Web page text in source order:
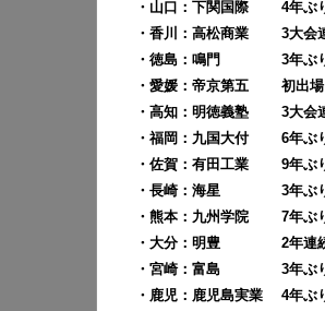
・山口： 下関国際 4年ぶり
・香川： 高松商業
3大会
・徳島： 鳴門
3年ぶ
・愛媛：帝京第五 初出場
・高知：明徳義塾 3大会
・福岡： 九国大付 6年ぶ
・佐賀： 有田工業
9年ぶ
・長崎：海星 3年ぶ
・熊本： 九州学院 7年ぶ
・大分：明豊 2年連続
・宮崎： 富島
3年ぶ
・鹿児：鹿児島実業 4年ぶ